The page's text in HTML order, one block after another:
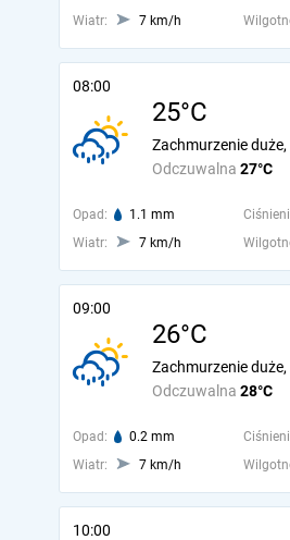
Wiatr: 7 km/h
08:00
25°C
Odczuwalna 27°C
Zachmurzenie
Opad: 1.1 mm
Wiatr:
7 km/h
09:00
26°C
Odczuwalna 28°C
Zachmurzenie
Opad: 0.2 mm
Wiatr:
7 km/h
10:00